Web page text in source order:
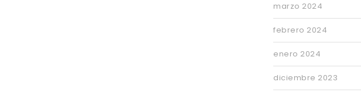
marzo 2024
febrero 2024
enero 2024
diciembre 2023